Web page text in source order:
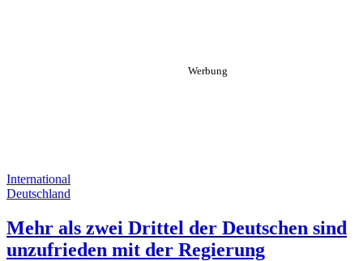
International
Deutschland
Mehr als zwei Drittel der Deutschen sind
unzufrieden mit der Regierung